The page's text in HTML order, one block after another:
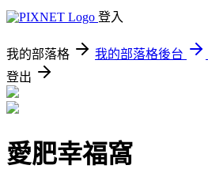
登入
我的部落格 我的部落格後台
登出
愛肥幸福窩